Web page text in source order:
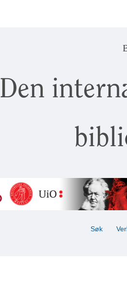
Den
Søk